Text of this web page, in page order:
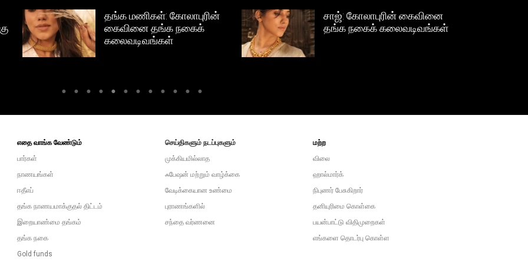
சாஜ்: கோலாபுரின் கைவினை
தங்க நகைக் கலைவடிவங்கள்
சிக்கிமின் கையால்
செய்யப்பட்ட தங்க நகை கலை
எதை வாங்க வேண்டும்
பார்கள்
நாணயங்கள்
ஈதீஎப்
தங்க நாணயமாக்குதல் திட்டம்
இறையாண்மை தங்கம்
தங்க நகை
Gold funds
செய்திகளும் நடப்புகளும்
முக்கியமில்லாத
ஃபேஷன் மற்றும் வாழ்க்கை
வேடிக்கையான உண்மை
புராணங்களில்
சந்தை வர்ணனை
மற்ற
விலை
ஹால்மார்க்
நிபுணர் பேசுகிறார்
தனியுரிமை கொள்கை
பயன்பாட்டு விதிமுறைகள்
எங்களை தொடர்பு கொள்ள